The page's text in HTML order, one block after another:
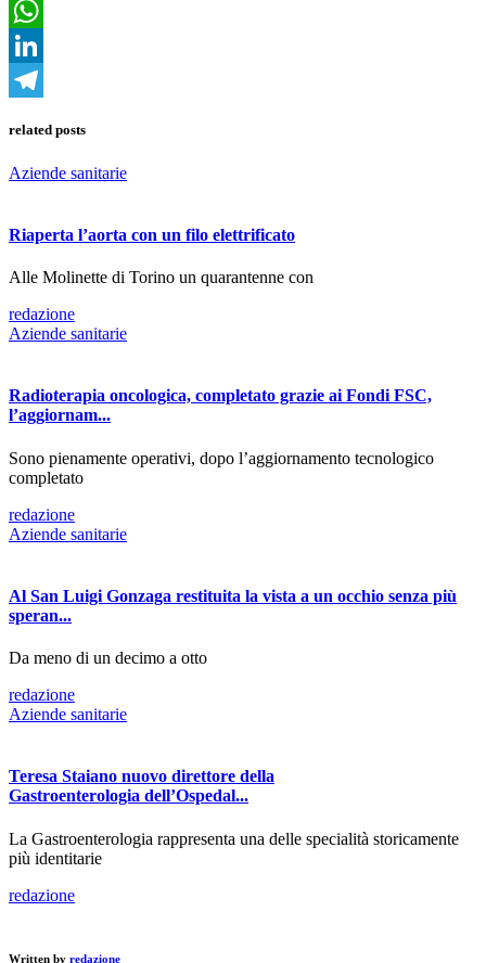
Email
WhatsApp
LinkedIn
related posts
Aziende sanitarie
Riaperta l’aorta con un filo elettrificato
Alle Molinette di Torino un quarantenne con
redazione
Aziende sanitarie
Radioterapia oncologica, completato grazie ai Fondi FSC,
l’aggiornam...
Sono pienamente operativi, dopo l’aggiornamento tecnologico
completato
redazione
Aziende sanitarie
Al San Luigi Gonzaga restituita la vista a un occhio senza più
speran...
Da meno di un decimo a otto
redazione
Aziende sanitarie
Teresa Staiano nuovo direttore della
Gastroenterologia dell’Ospedal...
La Gastroenterologia rappresenta una delle specialità storicamente
più identitarie
redazione
Written by redazione